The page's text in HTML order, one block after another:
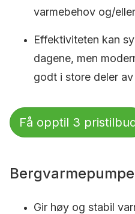
varmebehov og/
Effektiviteten kan
dagene, men
godt i store deler
Få opptil 3
Bergvarmepumpe
Gir høy og stabil